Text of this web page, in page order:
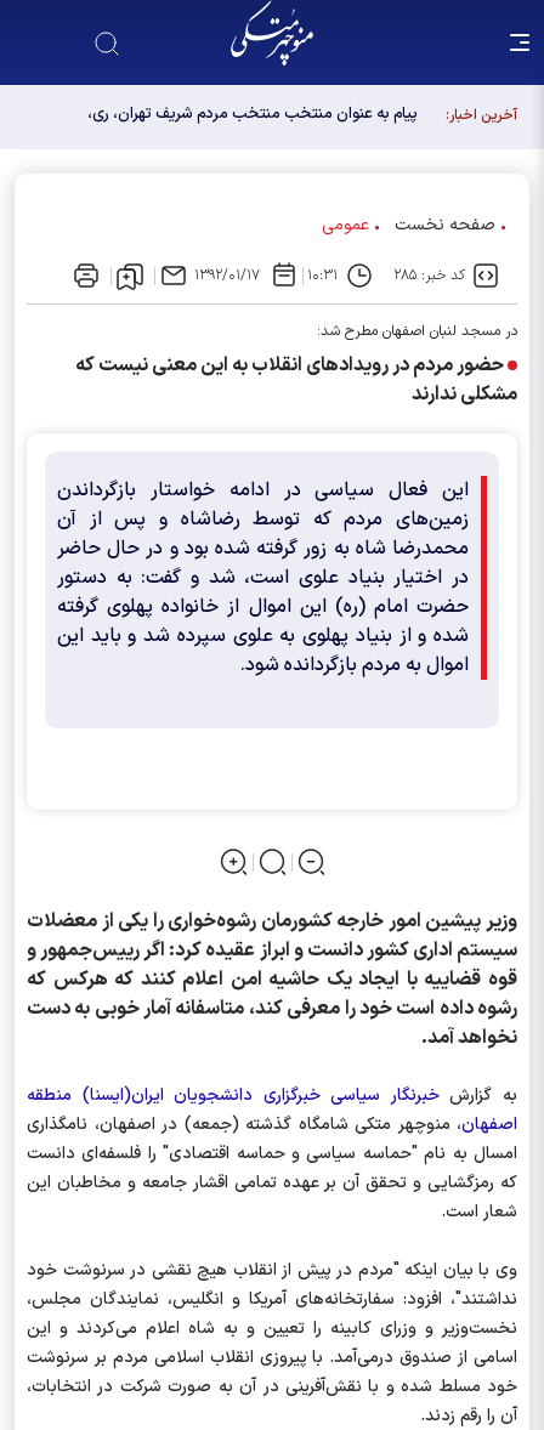
آخرین اخبار:
پیام به عنوان منتخب منتخب مردم شریف تهران، ری،
صفحه نخست عمومی
کد خبر: ۲۸۵ ۱۰:۳۱ ۱۳۹۲/۰۱/۱۷
در مسجد لنبان اصفهان مطرح شد:
حضور مردم در رویدادهای انقلاب به این معنی نیست که
مشکلی ندارند
این فعال سیاسی در ادامه خواستار بازگرداندن
زمین‌های مردم که توسط رضاشاه و پس از آن
محمدرضا شاه به زور گرفته شده بود و در حال حاضر
در اختیار بنیاد علوی است، شد و گفت: به دستور
حضرت امام (ره) این اموال از خانواده پهلوی گرفته
شده و از بنیاد پهلوی به علوی سپرده شد و باید این
اموال به مردم بازگردانده شود.
وزیر پیشین امور خارجه کشورمان رشوه‌خواری را یکی از معضلات
سیستم اداری کشور دانست و ابراز عقیده کرد: اگر رییس‌جمهور و
قوه قضاییه با ایجاد یک حاشیه امن اعلام کنند که هرکس که
رشوه داده است خود را معرفی کند، متاسفانه آمار خوبی به دست
نخواهد آمد.
به گزارشخبرنگار سیاسی خبرگزاری دانشجویان ایران(ایسنا) منطقه
اصفهان، منوچهر متکی شامگاه گذشته (جمعه) در اصفهان، نامگذاری
امسال به نام "حماسه سیاسی و حماسه اقتصادی" را فلسفه‌ای دانست
که رمزگشایی و تحقق آن بر عهده تمامی اقشار جامعه و مخاطبان این
شعار است.
وی با بیان اینکه "مردم در پیش از انقلاب هیچ نقشی در سرنوشت خود
نداشتند"، افزود: سفارتخانه‌های آمریکا و انگلیس، نمایندگان مجلس،
نخست‌وزیر و وزرای کابینه را تعیین و به شاه اعلام می‌کردند و این
اسامی از صندوق درمی‌آمد. با پیروزی انقلاب اسلامی مردم بر سرنوشت
خود مسلط شده و با نقش‌آفرینی در آن به صورت شرکت در انتخابات،
آن را رقم زدند.